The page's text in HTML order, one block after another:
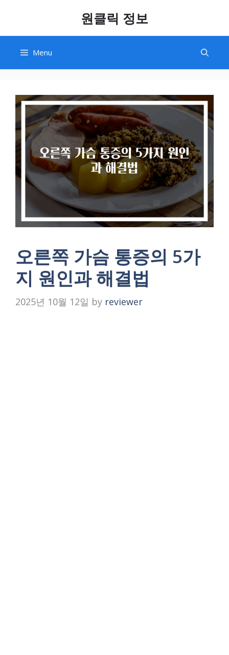
content
원클릭 정보
Menu
오른쪽 가슴 통증의 5가
지 원인과 해결법
2025년 10월 12일 by reviewer